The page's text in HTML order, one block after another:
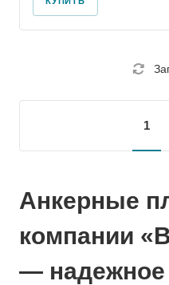
1
Анкерные
компании
— надежное